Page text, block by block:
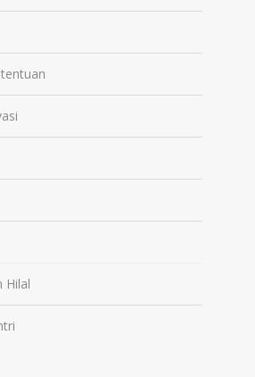
Hilal